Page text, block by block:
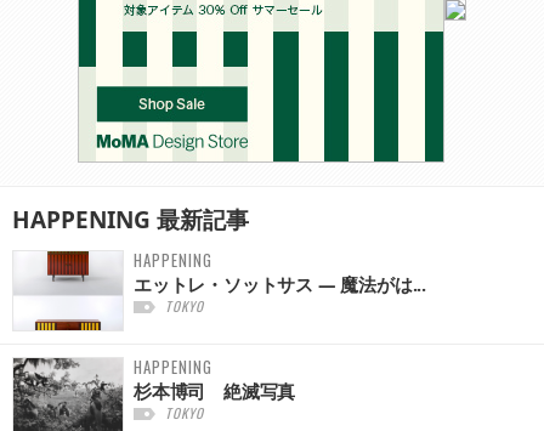
HAPPENING 最新記事
HAPPENING
エットレ・ソットサス — 魔法がは...
TOKYO
HAPPENING
杉本博司 絶滅写真
TOKYO